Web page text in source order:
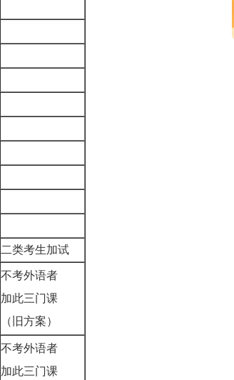
二类考生加试
不考外语者
加此三门课
（旧方案）
不考外语者
加此三门课